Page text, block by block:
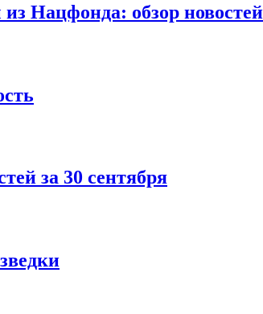
Нацфонда: обзор
за 30 сентября